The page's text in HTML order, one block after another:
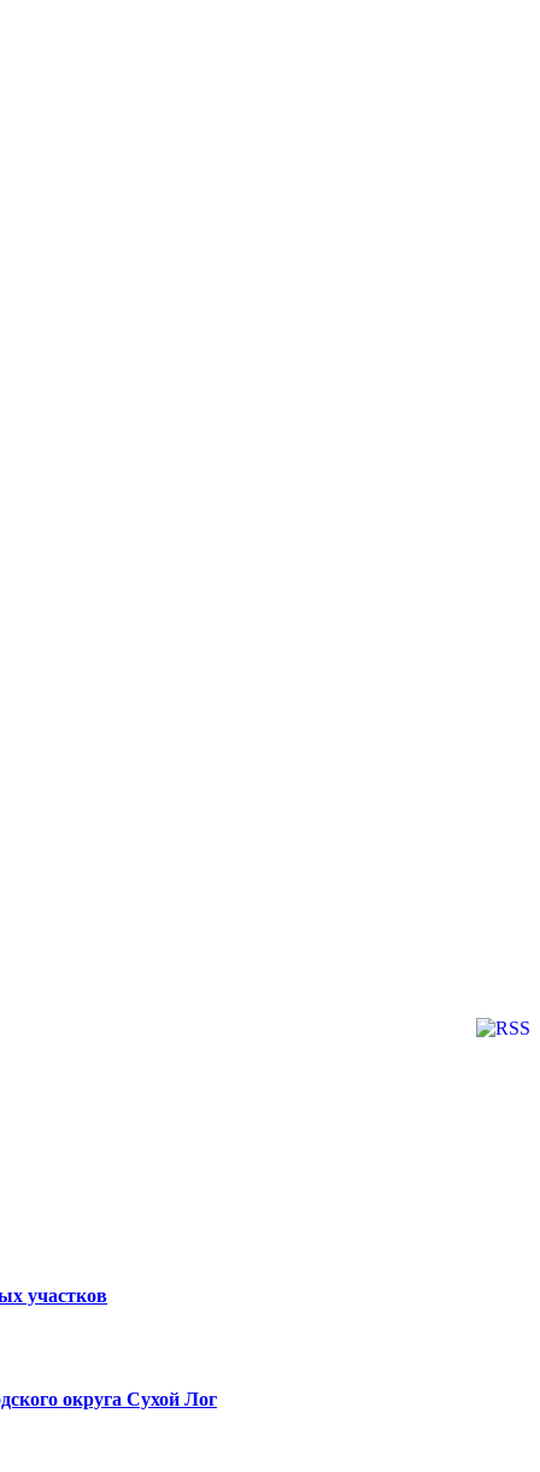
участков
округа Сухой Лог